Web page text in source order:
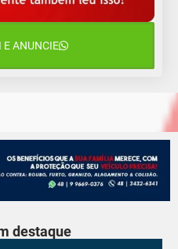
E ANUNCIE
destaque